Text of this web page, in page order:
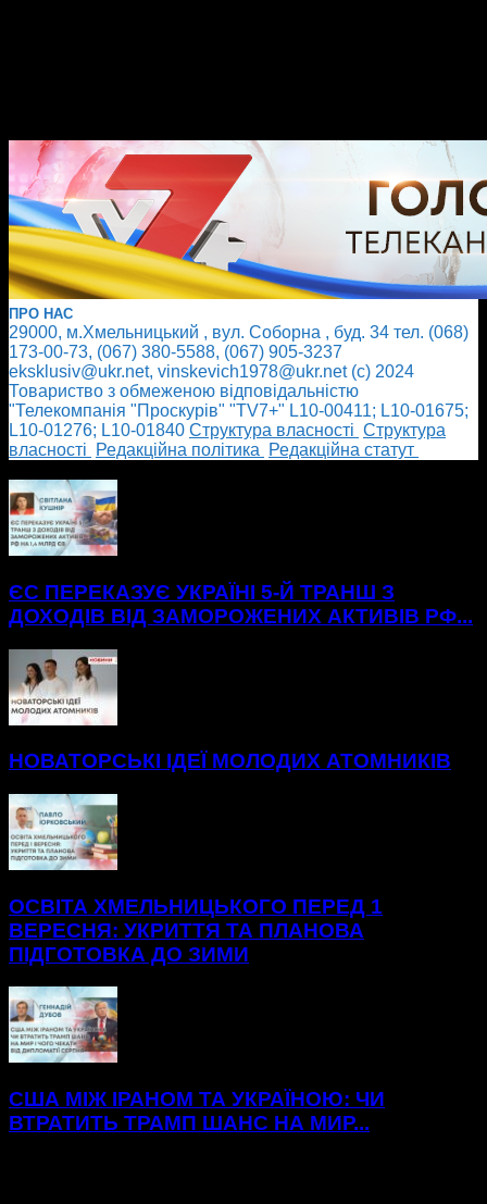
ПРО НАС
29000, м.Хмельницький , вул. Соборна , буд. 34 тел. (068)
173-00-73, (067) 380-5588, (067) 905-3237
eksklusiv@ukr.net, vinskevich1978@ukr.net (с) 2024
Товариство з обмеженою відповідальністю
"Телекомпанія "Проскурів" "TV7+" L10-00411; L10-01675;
L10-01276; L10-01840 Cтруктура власності Cтруктура
власності
Редакційна політика
Редакційна статут
ЄС ПЕРЕКАЗУЄ УКРАЇНІ 5-Й ТРАНШ З
ДОХОДІВ ВІД ЗАМОРОЖЕНИХ АКТИВІВ РФ...
НОВАТОРСЬКІ ІДЕЇ МОЛОДИХ АТОМНИКІВ
ОСВІТА ХМЕЛЬНИЦЬКОГО ПЕРЕД 1
ВЕРЕСНЯ: УКРИТТЯ ТА ПЛАНОВА
ПІДГОТОВКА ДО ЗИМИ
США МІЖ ІРАНОМ ТА УКРАЇНОЮ: ЧИ
ВТРАТИТЬ ТРАМП ШАНС НА МИР...